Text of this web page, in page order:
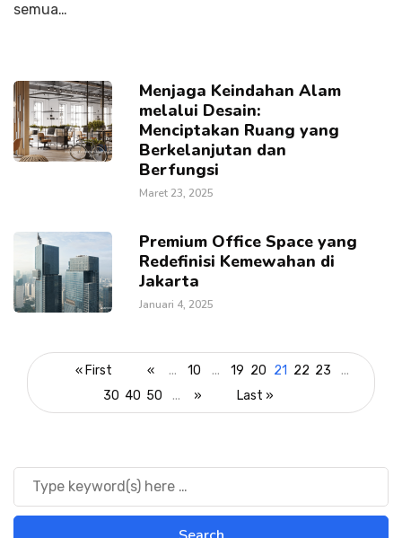
semua…
Menjaga Keindahan Alam
melalui Desain:
Menciptakan Ruang yang
Berkelanjutan dan
Berfungsi
Maret 23, 2025
Premium Office Space yang
Redefinisi Kemewahan di
Jakarta
Januari 4, 2025
« First « ... 10 ... 19 20 21 22 23
...
30 40 50 ... » Last »